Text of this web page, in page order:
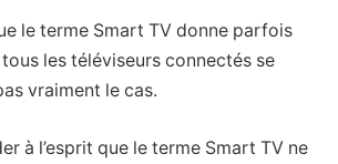
le terme Smart TV donne parfois
tous les téléviseurs connectés se
vraiment le cas.
à l’esprit que le terme Smart TV ne